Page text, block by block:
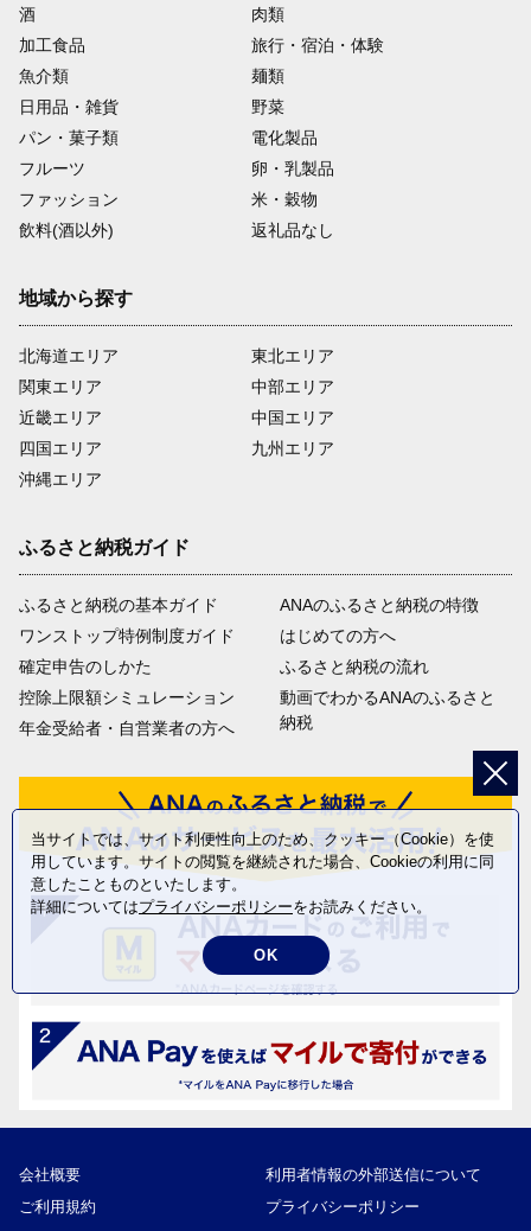
酒
肉類
加工食品
旅行・宿泊・体験
魚介類
麺類
日用品・雑貨
野菜
パン・菓子類
電化製品
フルーツ
卵・乳製品
ファッション
米・穀物
飲料(酒以外)
返礼品なし
地域から探す
北海道エリア
関東エリア
近畿エリア
四国エリア
沖縄エリア
東北エリア
中部エリア
中国エリア
九州エリア
ふるさと納税ガイド
ふるさと納税の基本ガイド
ワンストップ特例制度ガイド
確定申告のしかた
控除上限額シミュレーション
年金受給者・自営業者の方へ
ANAのふるさと納税の特徴
はじめての方へ
ふるさと納税の流れ
動画でわかるANAのふるさと
納税
会社概要
利用者情報の外部送信について
ご利用規約
プライバシーポリシー
当サイトでは、サイト利便性向上のため、クッキー（Cookie）を使
用しています。サイトの閲覧を継続された場合、Cookieの利用に同
意したことものといたします。
詳細についてはプライバシーポリシーをお読みください。
OK